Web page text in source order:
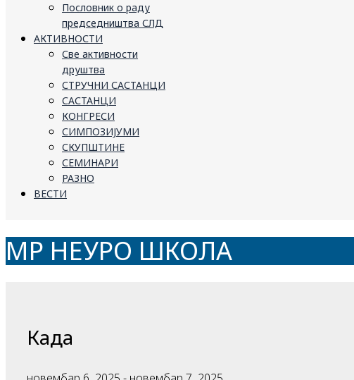
Пословник о раду
председништва СЛД
АКТИВНОСТИ
Све активности
друштва
СТРУЧНИ САСТАНЦИ
САСТАНЦИ
КОНГРЕСИ
СИМПОЗИЈУМИ
СКУПШТИНЕ
СЕМИНАРИ
РАЗНО
ВЕСТИ
МР НЕУРО ШКОЛА
Када